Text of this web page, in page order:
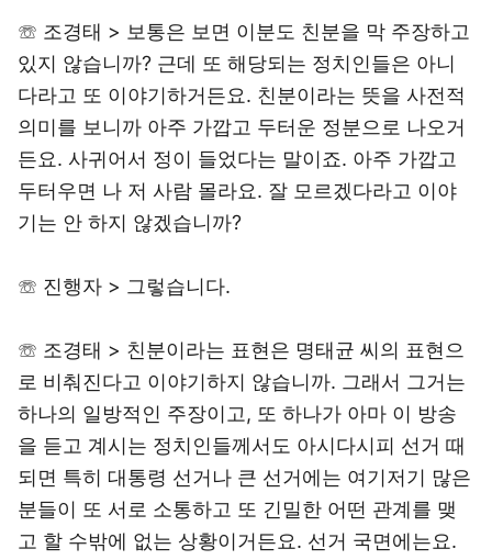
☏ 조경태 > 보통은 보면 이분도 친분을 막 주장하고
있지 않습니까? 근데 또 해당되는 정치인들은 아니
다라고 또 이야기하거든요. 친분이라는 뜻을 사전적
의미를 보니까 아주 가깝고 두터운 정분으로 나오거
든요. 사귀어서 정이 들었다는 말이죠. 아주 가깝고
두터우면 나 저 사람 몰라요. 잘 모르겠다라고 이야
기는 안 하지 않겠습니까?
☏ 진행자 > 그렇습니다.
☏ 조경태 > 친분이라는 표현은 명태균 씨의 표현으
로 비춰진다고 이야기하지 않습니까. 그래서 그거는
하나의 일방적인 주장이고, 또 하나가 아마 이 방송
을 듣고 계시는 정치인들께서도 아시다시피 선거 때
되면 특히 대통령 선거나 큰 선거에는 여기저기 많은
분들이 또 서로 소통하고 또 긴밀한 어떤 관계를 맺
고 할 수밖에 없는 상황이거든요. 선거 국면에는요.